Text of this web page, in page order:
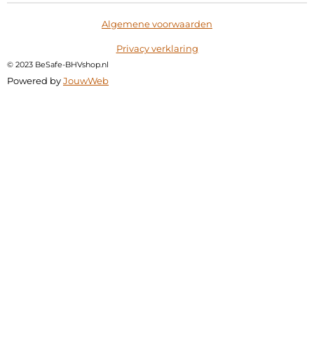
Algemene voorwaarden
Privacy verklaring
© 2023 BeSafe-BHVshop.nl
Powered byJouwWeb